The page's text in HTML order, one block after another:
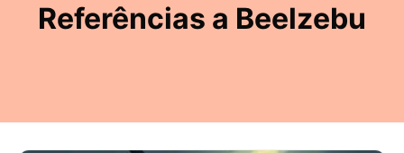
conteúdoReferências a Beelzebu